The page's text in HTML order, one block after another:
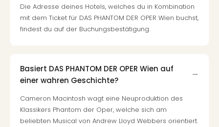
Die Adresse deines Hotels, welches du in Kombination
mit dem Ticket für DAS PHANTOM DER OPER Wien buchst,
findest du auf der Buchungsbestätigung.
Basiert DAS PHANTOM DER OPER Wien auf
einer wahren Geschichte?
Cameron Macintosh wagt eine Neuproduktion des
Klassikers Phantom der Oper, welche sich am
beliebten Musical von Andrew Lloyd Webbers orientiert.